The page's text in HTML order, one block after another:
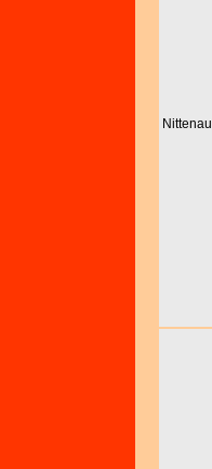
Nittenau